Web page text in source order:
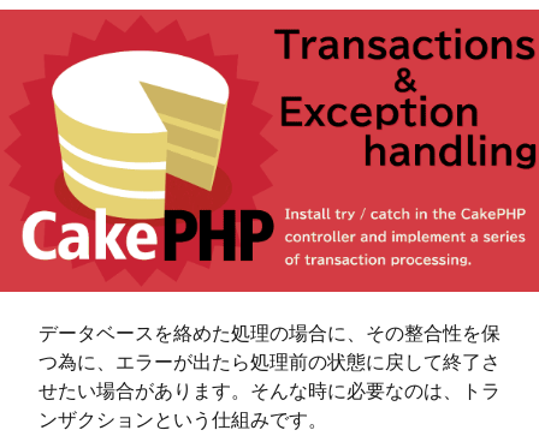
データベースを絡めた処理の場合に、その整合性を保
つ為に、エラーが出たら処理前の状態に戻して終了さ
せたい場合があります。そんな時に必要なのは、トラ
ンザクションという仕組みです。